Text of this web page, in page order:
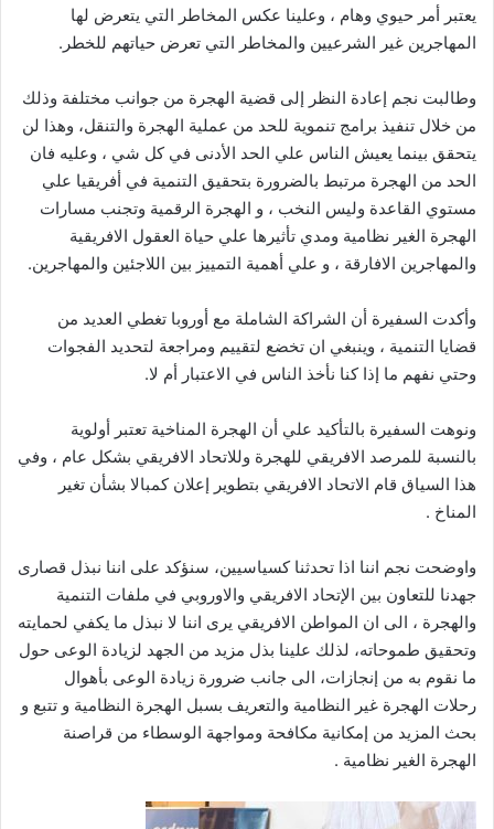
يعتبر أمر حيوي وهام ، وعلينا عكس المخاطر التي يتعرض لها
المهاجرين غير الشرعيين والمخاطر التي تعرض حياتهم للخطر.
وطالبت نجم إعادة النظر إلى قضية الهجرة من جوانب مختلفة وذلك
من خلال تنفيذ برامج تنموية للحد من عملية الهجرة والتنقل، وهذا لن
يتحقق بينما يعيش الناس علي الحد الأدنى في كل شي ، وعليه فان
الحد من الهجرة مرتبط بالضرورة بتحقيق التنمية في أفريقيا علي
مستوي القاعدة وليس النخب ، و الهجرة الرقمية وتجنب مسارات
الهجرة الغير نظامية ومدي تأثيرها علي حياة العقول الافريقية
والمهاجرين الافارقة ، و علي أهمية التمييز بين اللاجئين والمهاجرين.
وأكدت السفيرة أن الشراكة الشاملة مع أوروبا تغطي العديد من
قضايا التنمية ، وينبغي ان تخضع لتقييم ومراجعة لتحديد الفجوات
وحتي نفهم ما إذا كنا نأخذ الناس في الاعتبار أم لا.
ونوهت السفيرة بالتأكيد علي أن الهجرة المناخية تعتبر أولوية
بالنسبة للمرصد الافريقي للهجرة وللاتحاد الافريقي بشكل عام ، وفي
هذا السياق قام الاتحاد الافريقي بتطوير إعلان كمبالا بشأن تغير
المناخ .
واوضحت نجم اننا اذا تحدثنا كسياسيين، سنؤكد على اننا نبذل قصارى
جهدنا للتعاون بين الإتحاد الافريقي والاوروبي في ملفات التنمية
والهجرة ، الى ان المواطن الافريقي يرى اننا لا نبذل ما يكفي لحمايته
وتحقيق طموحاته، لذلك علينا بذل مزيد من الجهد لزيادة الوعى حول
ما نقوم به من إنجازات، الى جانب ضرورة زيادة الوعى بأهوال
رحلات الهجرة غير النظامية والتعريف بسبل الهجرة النظامية و تتبع و
بحث المزيد من إمكانية مكافحة ومواجهة الوسطاء من قراصنة
الهجرة الغير نظامية .